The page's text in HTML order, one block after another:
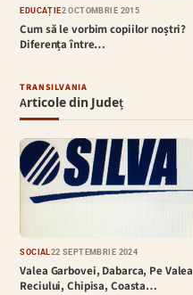
EDUCAȚIE2 OCTOMBRIE 2015
Cum să le vorbim copiilor noștri?
Diferența între…
TRANSILVANIA
Articole din Județ
SOCIAL 22 SEPTEMBRIE 2024
Valea Garbovei, Dabarca, Pe Valea
Reciului, Chipisa, Coasta…